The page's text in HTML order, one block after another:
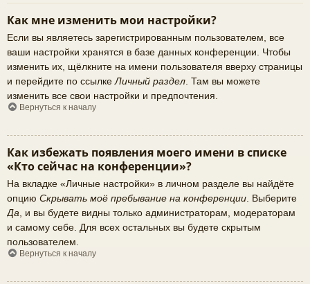
Как мне изменить мои настройки?
Если вы являетесь зарегистрированным пользователем, все
ваши настройки хранятся в базе данных конференции. Чтобы
изменить их, щёлкните на имени пользователя вверху страницы
и перейдите по ссылкеЛичный раздел. Там вы можете
изменить все свои настройки и предпочтения.
Вернуться к началу
Как избежать появления моего имени в списке
«Кто сейчас на конференции»?
На вкладке «Личные настройки» в личном разделе вы найдёте
опцию Скрывать моё пребывание на конференции. Выберите
Да, и вы будете видны только администраторам, модераторам
и самому себе. Для всех остальных вы будете скрытым
пользователем.
Вернуться к началу